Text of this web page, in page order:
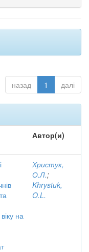
назад 1 далі
Автор(и)
на
Христук,
О.Л.;
Khrystuk,
O.L.